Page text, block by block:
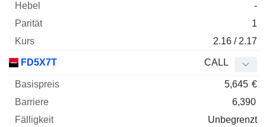
-
1
2.16 / 2.17
FD5X7T CALL
5,645 €
6,390
Unbegrenzt